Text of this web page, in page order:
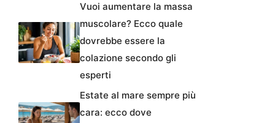
Vuoi aumentare la massa
muscolare? Ecco quale
dovrebbe essere la
colazione secondo gli
esperti
Estate al mare sempre più
cara: ecco dove